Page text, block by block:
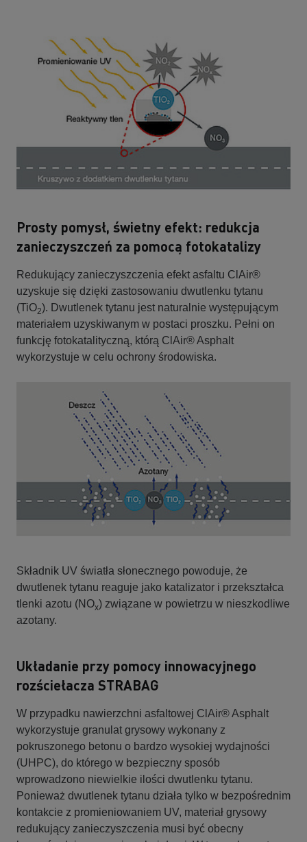
Prosty pomysł, świetny efekt: redukcja
zanieczyszczeń za pomocą fotokatalizy
Redukujący zanieczyszczenia efekt asfaltu ClAir®
uzyskuje się dzięki zastosowaniu dwutlenku tytanu
(TiO2). Dwutlenek tytanu jest naturalnie występującym
materiałem uzyskiwanym w postaci proszku. Pełni on
funkcję fotokatalityczną, którą ClAir® Asphalt
wykorzystuje w celu ochrony środowiska.
Składnik UV światła słonecznego powoduje, że
dwutlenek tytanu reaguje jako katalizator i przekształca
tlenki azotu (NOx) związane w powietrzu w nieszkodliwe
azotany.
Układanie przy pomocy innowacyjnego
rozściełacza STRABAG
W przypadku nawierzchni asfaltowej ClAir® Asphalt
wykorzystuje granulat grysowy wykonany z
pokruszonego betonu o bardzo wysokiej wydajności
(UHPC), do którego w bezpieczny sposób
wprowadzono niewielkie ilości dwutlenku tytanu.
Ponieważ dwutlenek tytanu działa tylko w bezpośrednim
kontakcie z promieniowaniem UV, materiał grysowy
redukujący zanieczyszczenia musi być obecny